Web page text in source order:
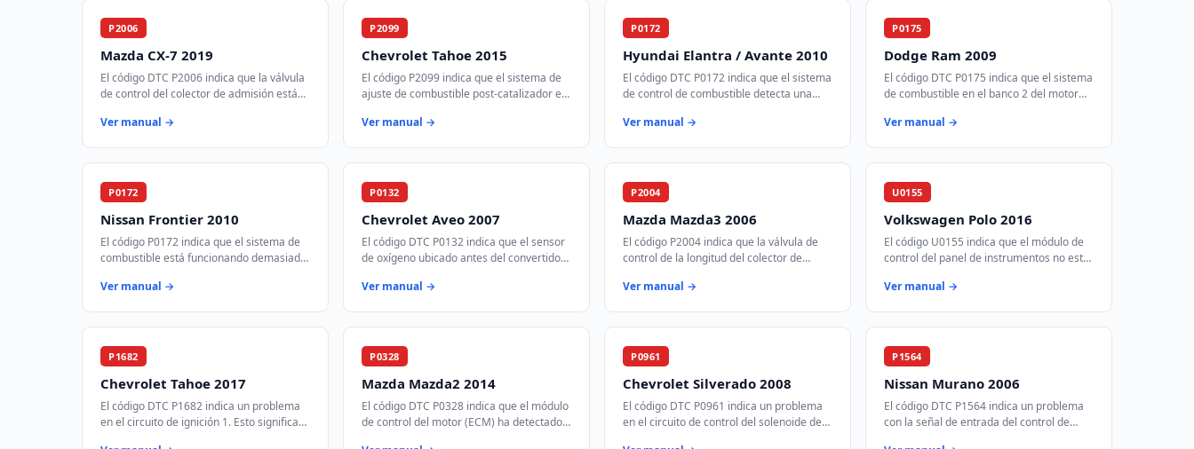
P2006
Mazda CX-7 2019
El código DTC P2006 indica que la válvula
de control del colector de admisión está
banco 1. Esto puede afectar el fl…
Ver manual →
P2099
Chevrolet Tahoe 2015
El código P2099 indica que el sistema de
ajuste de combustible post-catalizador en
mezcla demasiado rica. Esto signifi…
Ver manual →
P0172
Hyundai Elantra / Avante 2010
El código DTC P0172 indica que el sistema
de control de combustible detecta una
rica en el banco 1 del motor. Esto si…
Ver manual →
P0175
Dodge Ram 2009
El código DTC P0175 indica que el sistema
de combustible en el banco 2 del motor
rica. Esto significa que hay demas…
Ver manual →
P0172
Nissan Frontier 2010
El código P0172 indica que el sistema de
combustible está funcionando demasiado
más combustible del necesario e…
Ver manual →
P0132
Chevrolet Aveo 2007
El código DTC P0132 indica que el sensor
de oxígeno ubicado antes del convertidor
un voltaje más alto de lo espe…
Ver manual →
P2004
Mazda Mazda3 2006
El código P2004 indica que la válvula de
control de la longitud del colector de
abierta. Esto afecta la eficiencia d…
Ver manual →
U0155
Volkswagen Polo 2016
El código U0155 indica que el módulo de
control del panel de instrumentos no está
bus de comunicación CAN. Esto p…
Ver manual →
P1682
Chevrolet Tahoe 2017
El código DTC P1682 indica un problema
en el circuito de ignición 1. Esto significa
P0328
Mazda Mazda2 2014
El código DTC P0328 indica que el módulo
de control del motor (ECM) ha detectado
P0961
Chevrolet Silverado 2008
El código DTC P0961 indica un problema
en el circuito de control del solenoide de
P1564
Nissan Murano 2006
El código DTC P1564 indica un problema
con la señal de entrada del control de